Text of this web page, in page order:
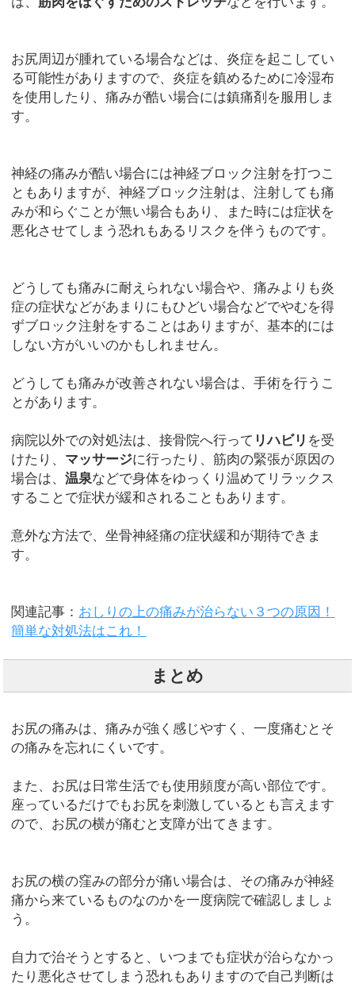
お尻周辺が腫れている場合などは、炎症を起こしてい
る可能性がありますので、炎症を鎮めるために冷湿布
を使用したり、痛みが酷い場合には鎮痛剤を服用しま
す。
神経の痛みが酷い場合には神経ブロック注射を打つこ
ともありますが、神経ブロック注射は、注射しても痛
みが和らぐことが無い場合もあり、また時には症状を
悪化させてしまう恐れもあるリスクを伴うものです。
どうしても痛みに耐えられない場合や、痛みよりも炎
症の症状などがあまりにもひどい場合などでやむを得
ずブロック注射をすることはありますが、基本的には
しない方がいいのかもしれません。
どうしても痛みが改善されない場合は、手術を行うこ
とがあります。
病院以外での対処法は、接骨院へ行って リハビリ を受
けたり、 マッサージに行ったり、筋肉の緊張が原因の
場合は、温泉などで身体をゆっくり温めてリラックス
することで症状が緩和されることもあります。
意外な方法で、坐骨神経痛の症状緩和が期待できま
す。
関連記事： おしりの上の痛みが治らない３つの原因！
簡単な対処法はこれ！
まとめ
お尻の痛みは、痛みが強く感じやすく、一度痛むとそ
の痛みを忘れにくいです。
また、お尻は日常生活でも使用頻度が高い部位です。
座っているだけでもお尻を刺激しているとも言えます
ので、お尻の横が痛むと支障が出てきます。
お尻の横の窪みの部分が痛い場合は、その痛みが神経
痛から来ているものなのかを一度病院で確認しましょ
う。
自力で治そうとすると、いつまでも症状が治らなかっ
たり悪化させてしまう恐れもありますので自己判断は